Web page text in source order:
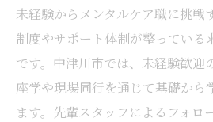
未経験からメンタルケア職に挑戦
制度やサポート体制が整っている
です。中津川市では、未経験歓迎
座学や現場同行を通じて基礎から
ます。先輩スタッフによるフォロ